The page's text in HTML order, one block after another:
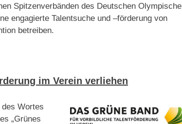
Spitzenverbänden des Deutschen
engagierte Talentsuche und –förderung von
betreiben.
im Verein verliehen
Wortes
„Grünes